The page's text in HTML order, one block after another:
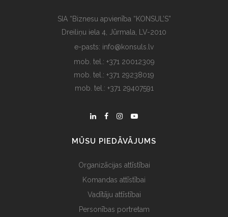
SIA “Biznesu apvienība “KONSUL’S”
Dreiliņu iela 4, Jūrmala, LV-2010
e-pasts: info@konsuls.lv
mob. tel.: +371 20012309
mob. tel.: +371 29238019
mob. tel.: +371 29407591
MŪSU PIEDĀVĀJUMS
Organizācijas attīstībai
Komandas attīstībai
Vadītāju attīstībai
Personības portretam